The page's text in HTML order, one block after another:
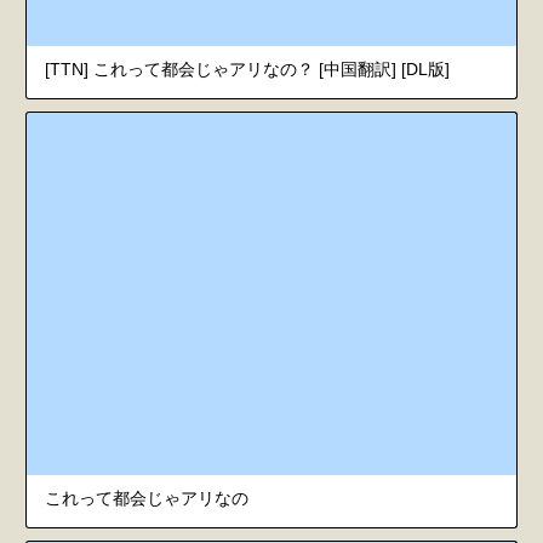
[TTN] これって都会じゃアリなの？ [中国翻訳] [DL版]
これって都会じゃアリなの